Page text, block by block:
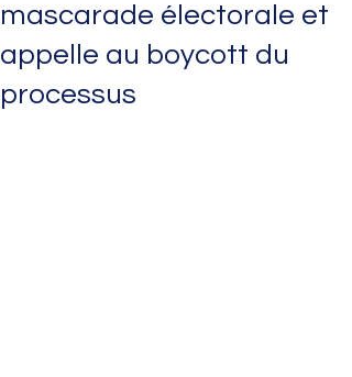
mascarade électorale et
appelle au boycott du
processus